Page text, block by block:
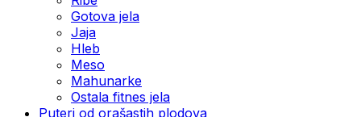
Gotova jela
Јаја
Hleb
Meso
Mahunarke
Ostala fitnes jela
Puteri od orašastih plodova